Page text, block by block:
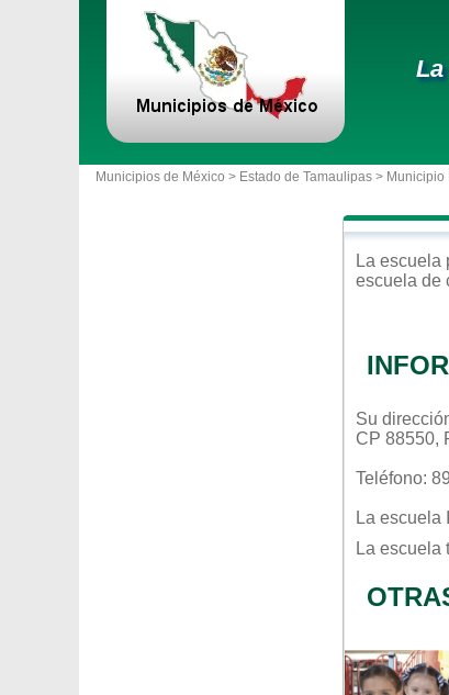
Municipios de México > Estado de Tamaulipas > Municipio
La escuela
escuela de
Su
CP 88550,
Teléfono:
La escuela
La escuela